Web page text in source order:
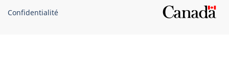
Confidentialité